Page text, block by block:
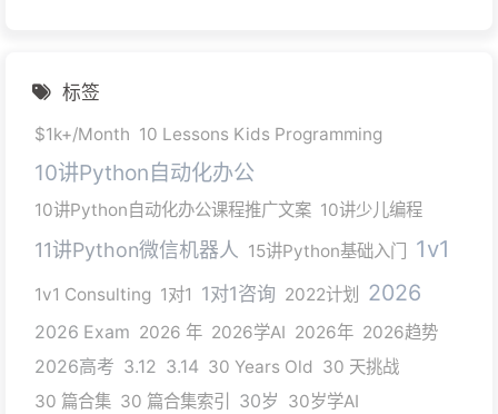
标签
$1k+/Month 10 Lessons Kids Programming
10讲Python自动化办公
10讲Python自动化办公课程推广文案 10讲少儿编程
11讲Python微信机器人 15讲Python基础入门 1v1
1v1 Consulting 1对1 1对1咨询 2022计划 2026
2026 Exam 2026 年 2026学AI 2026年 2026趋势
2026高考 3.12 3.14 30 Years Old 30 天挑战
30 篇合集 30 篇合集索引 30岁 30岁学AI